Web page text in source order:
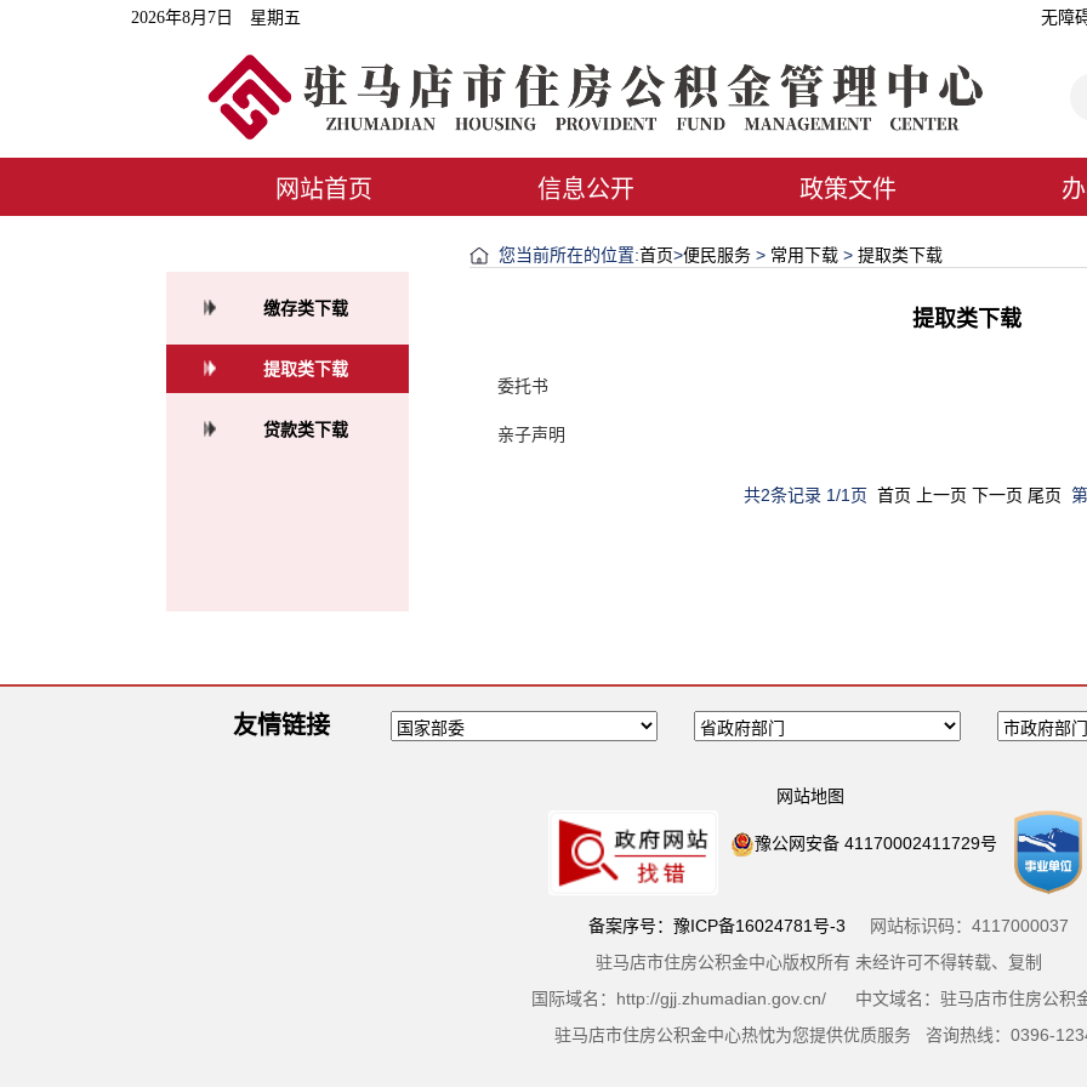
2026年8月7日 星期五 无障
网站首页 信息公开 政策文件
缴存类下载
提取类下载
贷款类下载
您当前所在的位置:首页>便民服务 > 常用下载 > 提取类下载
提取类下载
委托书
亲子声明
共2条记录 1/1页 首页 上一页 下一页 尾页 第
友情链接
网站地图
豫公网安备 41170002411729号
备案序号：豫ICP备16024781号-3 网站标识码：4117000037
驻马店市住房公积金中心版权所有 未经许可不得转载、复制
国际域名：http://gjj.zhumadian.gov.cn/ 中文域名：驻马店市住房公积
驻马店市住房公积金中心热忱为您提供优质服务 咨询热线：0396-